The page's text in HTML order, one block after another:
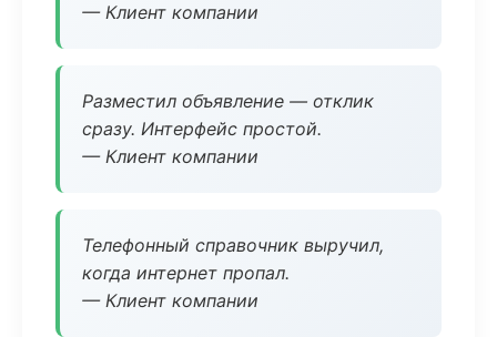
— Клиент компании
Разместил объявление — отклик
сразу. Интерфейс простой.
— Клиент компании
Телефонный справочник выручил,
когда интернет пропал.
— Клиент компании